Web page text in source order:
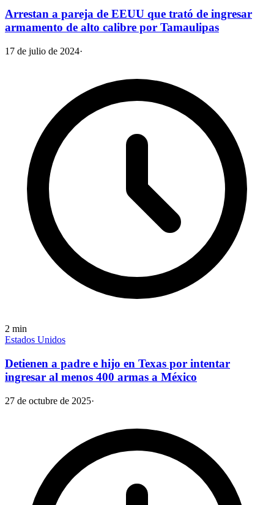
Arrestan a pareja de EEUU que trató de ingresar
armamento de alto calibre por Tamaulipas
17 de julio de 2024·
2 min
Estados Unidos
Detienen a padre e hijo en Texas por intentar
ingresar al menos 400 armas a México
27 de octubre de 2025·